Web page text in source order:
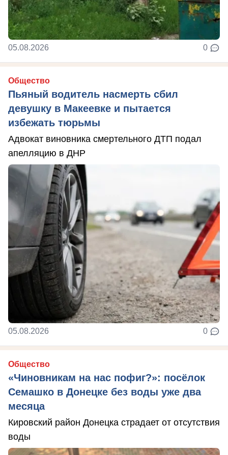
05.08.2026 0
Общество
Пьяный водитель насмерть сбил
девушку в Макеевке и пытается
избежать тюрьмы
Адвокат виновника смертельного ДТП подал
апелляцию в ДНР
05.08.2026 0
Общество
«Чиновникам на нас пофиг?»: посёлок
Семашко в Донецке без воды уже два
месяца
Кировский район Донецка страдает от отсутствия
воды